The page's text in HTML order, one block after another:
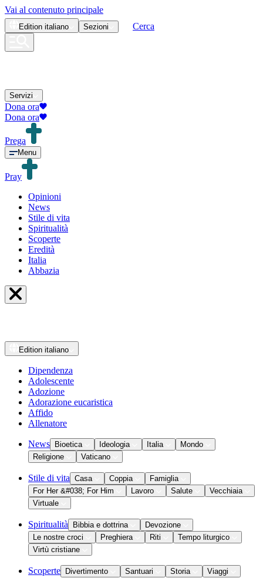
Vai al contenuto principale
Edition italiano Sezioni Cerca
Servizi
Dona ora
Dona ora
Prega
Menu
Pray
Opinioni
News
Stile di vita
Spiritualità
Scoperte
Eredità
Italia
Abbazia
Edition italiano
Dipendenza
Adolescente
Adozione
Adorazione eucaristica
Affido
Allenatore
News Bioetica Ideologia Italia
Mondo
Religione
Vaticano
Stile di vita Casa Coppia
Famiglia
For Her &#038; For Him
Lavoro Salute
Vecchiaia
Virtuale
Spiritualità Bibbia e dottrina
Devozione
Le nostre croci
Preghiera Riti
Tempo liturgico
Virtù cristiane
Scoperte Divertimento Santuari Storia Viaggi